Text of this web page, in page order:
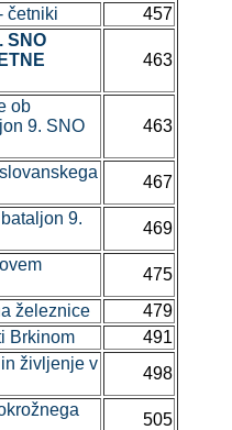
četniki
457
SNO
463
ob
9. SNO
463
467
9.
469
475
železnice
479
Brkinom
491
življenje v
498
505